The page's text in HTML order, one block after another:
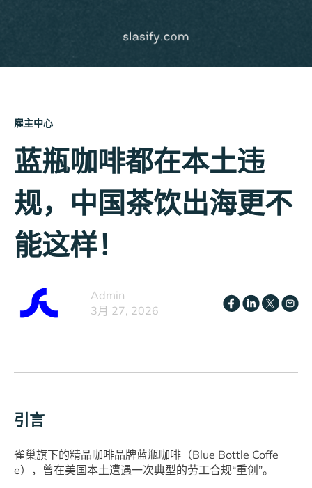
雇主中心
蓝瓶咖啡都在本土违
规，中国茶饮出海更不
能这样！
Admin
3月 27, 2026
引言
雀巢旗下的精品咖啡品牌蓝瓶咖啡（Blue Bottle Coffe
e），曾在美国本土遭遇一次典型的劳工合规“重创”。